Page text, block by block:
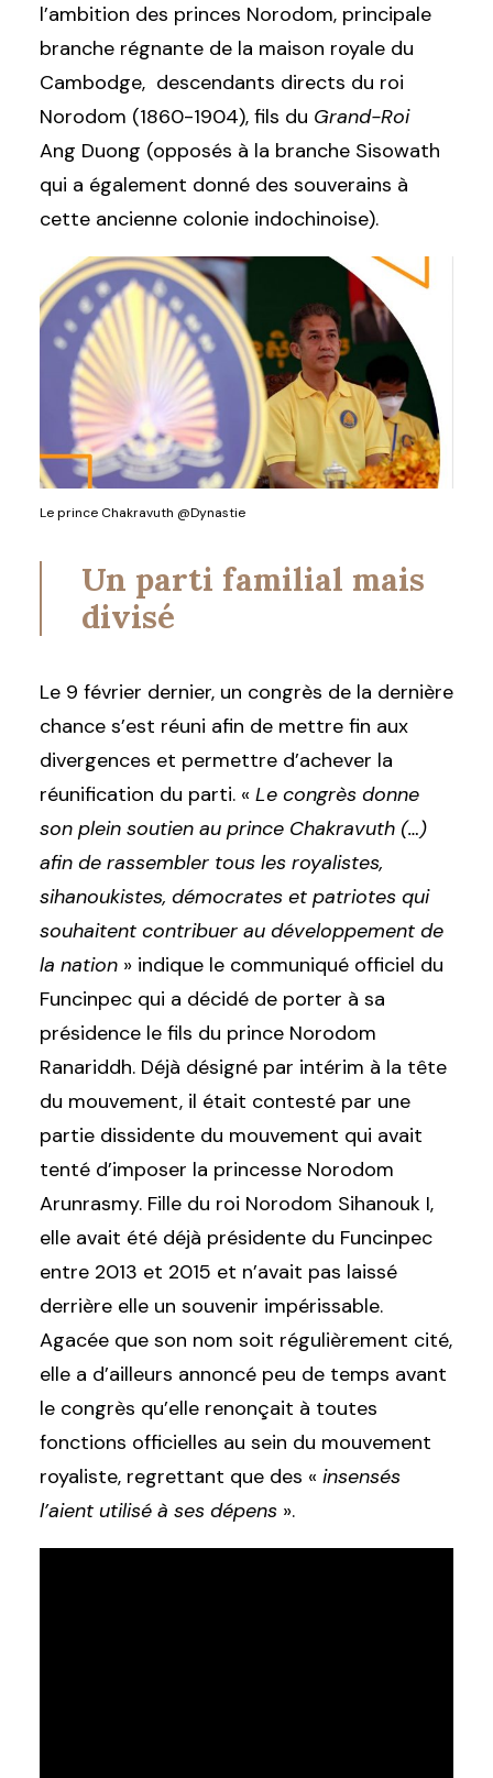
l’ambition des princes Norodom, principale
branche régnante de la maison royale du
Cambodge, descendants directs du roi
Norodom (1860-1904), fils du Grand-Roi
Ang Duong (opposés à la branche Sisowath
qui a également donné des souverains à
cette ancienne colonie indochinoise).
Le prince Chakravuth @Dynastie
Un parti familial mais
divisé
Le 9 février dernier, un congrès de la dernière
chance s’est réuni afin de mettre fin aux
divergences et permettre d’achever la
réunification du parti. « Le congrès donne
son plein soutien au prince Chakravuth (…)
afin de rassembler tous les royalistes,
sihanoukistes, démocrates et patriotes qui
souhaitent contribuer au développement de
la nation » indique le communiqué officiel du
Funcinpec qui a décidé de porter à sa
présidence le fils du prince Norodom
Ranariddh. Déjà désigné par intérim à la tête
du mouvement, il était contesté par une
partie dissidente du mouvement qui avait
tenté d’imposer la princesse Norodom
Arunrasmy. Fille du roi Norodom Sihanouk I,
elle avait été déjà présidente du Funcinpec
entre 2013 et 2015 et n’avait pas laissé
derrière elle un souvenir impérissable.
Agacée que son nom soit régulièrement cité,
elle a d’ailleurs annoncé peu de temps avant
le congrès qu’elle renonçait à toutes
fonctions officielles au sein du mouvement
royaliste, regrettant que des « insensés
l’aient utilisé à ses dépens ».